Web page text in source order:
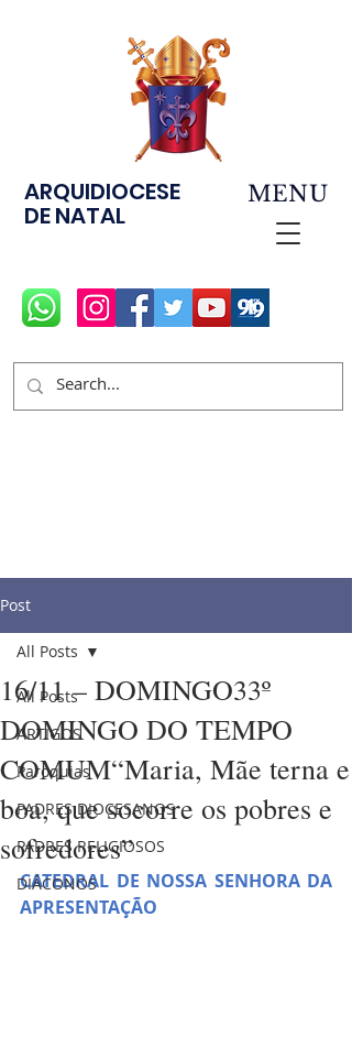
ARQUIDIOCESE
DE NATAL
MENU
Post
All Posts
ARTIGOS
Paróquias
PADRES DIOCESANOS
PADRES RELIGIOSOS
DIÁCONOS
All Posts
16/11 – DOMINGO33º
DOMINGO DO TEMPO
COMUM“Maria, Mãe terna e
boa, que socorre os pobres e
sofredores”
CATEDRAL DE NOSSA SENHORA DA
APRESENTAÇÃO